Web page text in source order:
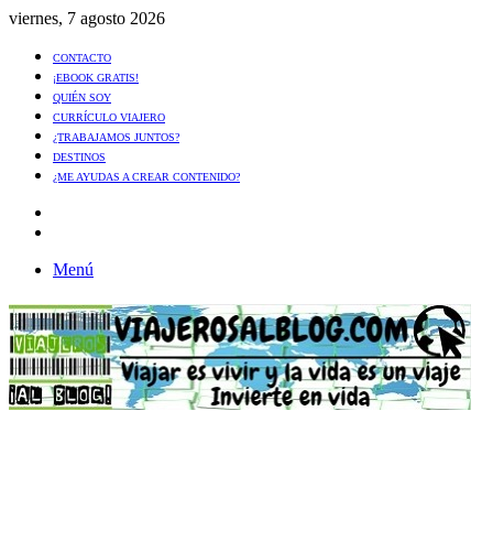
viernes, 7 agosto 2026
CONTACTO
¡EBOOK GRATIS!
QUIÉN SOY
CURRÍCULO VIAJERO
¿TRABAJAMOS JUNTOS?
DESTINOS
¿ME AYUDAS A CREAR CONTENIDO?
Menú